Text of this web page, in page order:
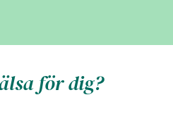
för dig?